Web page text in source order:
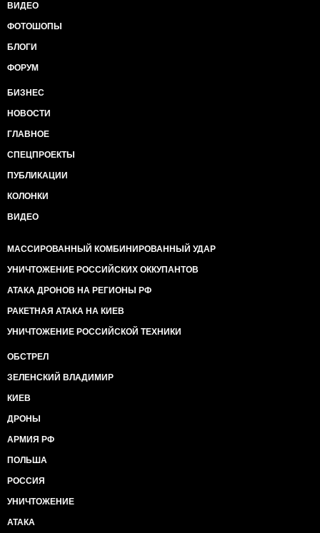
ВИДЕО
ФОТОШОПЫ
БЛОГИ
ФОРУМ
БИЗНЕС
НОВОСТИ
ГЛАВНОЕ
СПЕЦПРОЕКТЫ
ПУБЛИКАЦИИ
КОЛОНКИ
ВИДЕО
МАССИРОВАННЫЙ КОМБИНИРОВАННЫЙ УДАР
УНИЧТОЖЕНИЕ РОССИЙСКИХ ОККУПАНТОВ
АТАКА ДРОНОВ НА РЕГИОНЫ РФ
РАКЕТНАЯ АТАКА НА КИЕВ
УНИЧТОЖЕНИЕ РОССИЙСКОЙ ТЕХНИКИ
ОБСТРЕЛ
ЗЕЛЕНСКИЙ ВЛАДИМИР
КИЕВ
ДРОНЫ
АРМИЯ РФ
ПОЛЬША
РОССИЯ
УНИЧТОЖЕНИЕ
АТАКА